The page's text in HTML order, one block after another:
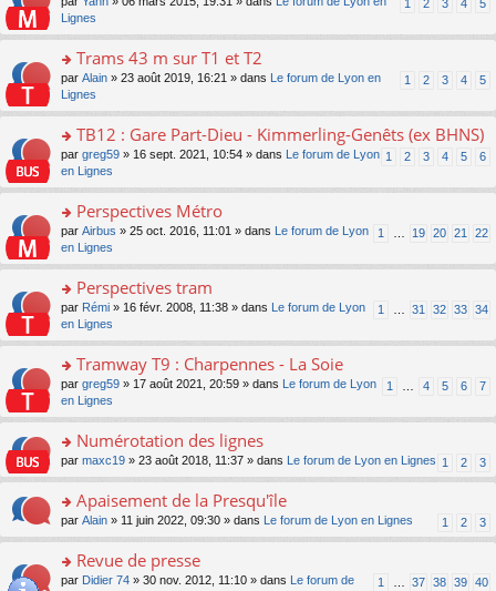
e
pl
ré
c
nt
n
o
n
lu
pl
ré
c
e
nt
s
e
n
o
n
lu
pl
ré
c
e
nt
le
m
e
s
s
a
n
o
n
lu
le
u
c
e
nt
s
er
le
m
e
s
s
a
n
o
n
lu
le
u
c
e
nt
1 2 3 4 5
Lignes
o
s
er
le
m
e
s
s
a
n
o
n
lu
le
u
c
e
nt
Trams 43 m sur T1 et T2
1 2 3 4 5
par Alain » 23 août 2019, 16:21 » dans
Le forum de Lyon en
Lignes
o
n
s
er
le
m
e
s
s
a
n
o
n
lu
le
u
ré
c
e
TB12 : Gare Part-Dieu - Kimmerling-Genêts (ex BHNS)
1 2 3 4 5 6
par greg59 » 16 sept. 2021, 10:54 » dans
Le forum de Lyon
en Lignes
o
n
s
er
le
m
e
s
s
a
n
o
n
lu
pl
s
ré
Perspectives Métro
1 19 20 21 22
par Airbus » 25 oct. 2016, 11:01 » dans
Le forum de Lyon
en Lignes
o
n
s
er
le
m
e
s
s
e
n
o
n
Perspectives tram
1 31 32 33 34
par Rémi » 16 févr. 2008, 11:38 » dans
Le forum de Lyon
en Lignes
o
n
s
er
le
m
e
s
g
e
Tramway T9 : Charpennes - La Soie
1 4 5 6 7
par greg59 » 17 août 2021, 20:59 » dans
Le forum de Lyon
en Lignes
o
n
ult
er
le
m
e
Numérotation des lignes
1 2 3
par maxc19 » 23 août 2018, 11:37 » dans Le forum de Lyon en Lignes
o
n
ult
er
Apaisement de la Presqu'île
1 2 3
par Alain » 11 juin 2022, 09:30 » dans Le forum de Lyon en Lignes
o
Revue de presse
1 37 38 39 40
par Didier 74 » 30 nov. 2012, 11:10 » dans
Le forum de